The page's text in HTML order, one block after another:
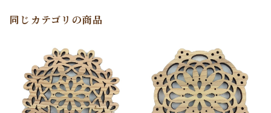
同じカテゴリの商品